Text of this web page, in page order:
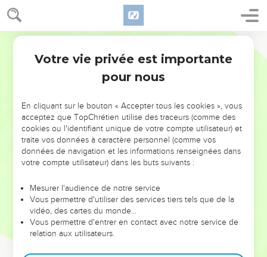
NE MANQUEZ PAS L’ÉVÉNEMENT
DE L’ANNÉE !
ET SI LEURS ERREURS POUVAIENT VOUS ÉVITER LES
VOTRES ?
leur foi ou leur vision. Mais on voit moins les doutes, les erreurs
et les saisons difficiles qu'ils ont traversés, alors même que ce
sont elles qui les ont façonnés.
Dans cette conférence, leaders, entrepreneurs, et responsables
Votre vie privée est importante
pour nous
En cliquant sur le bouton « Accepter tous les cookies », vous
acceptez que TopChrétien utilise des traceurs (comme des
cookies ou l'identifiant unique de votre compte utilisateur) et
traite vos données à caractère personnel (comme vos
données de navigation et les informations renseignées dans
votre compte utilisateur) dans les buts suivants :
Mesurer l'audience de notre service
Vous permettre d'utiliser des services tiers tels que de la
vidéo, des cartes du monde…
Vous permettre d'entrer en contact avec notre service de
relation aux utilisateurs.